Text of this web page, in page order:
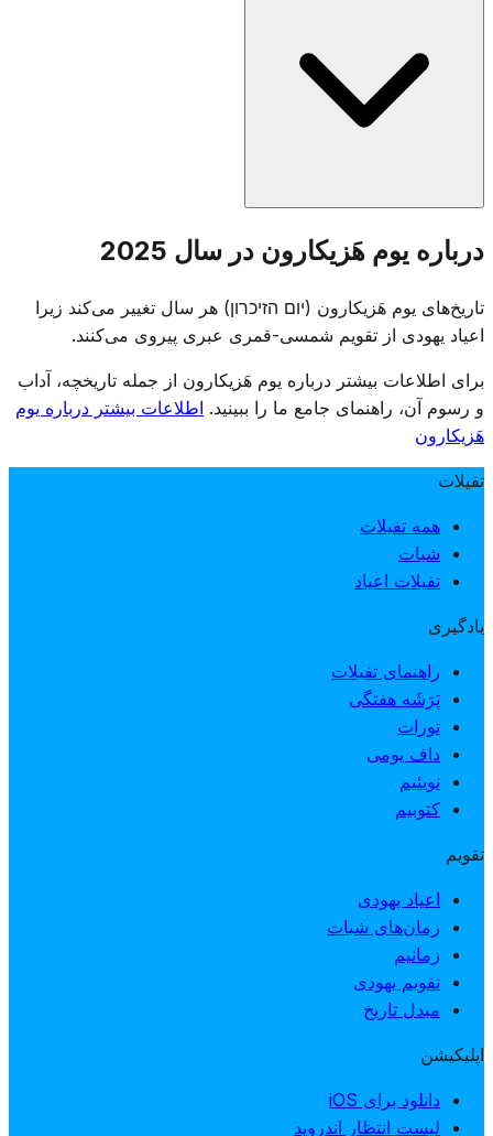
صدا درمی‌آید که طی آن کل کشور در سکوت می‌ایستد.
مراسم یادبود در گورستان‌های نظامی سراسر اسرائیل برگزار
شده و خانواده‌ها از مزار سربازان جانباخته بازدید می‌کنند. مراکز
تفریحی طبق قانون تعطیل هستند و تلویزیون و رادیو برنامه‌های
یادبود پخش می‌کنند. این روز با گردهمایی‌های رسمی، خواندن نام
جانباختگان و روشن کردن شمع‌های یادبود برگزار می‌شود.
درباره یوم هَزیکارون در سال 2025
تاریخ‌های یوم هَزیکارون (יום הזיכרון) هر سال تغییر می‌کند زیرا
اعیاد یهودی از تقویم شمسی-قمری عبری پیروی می‌کنند.
برای اطلاعات بیشتر درباره یوم هَزیکارون از جمله تاریخچه، آداب
و رسوم آن، راهنمای جامع ما را ببینید. اطلاعات بیشتر درباره یوم
هَزیکارون
تفیلات
همه تفیلات
شبات
تفیلات اعیاد
یادگیری
راهنمای تفیلات
پَرَشَه هفتگی
تورات
داف یومی
نویئیم
کتوبیم
تقویم
اعیاد یهودی
زمان‌های شبات
زمانیم
تقویم یهودی
مبدل تاریخ
اپلیکیشن
دانلود برای iOS
لیست انتظار اندروید